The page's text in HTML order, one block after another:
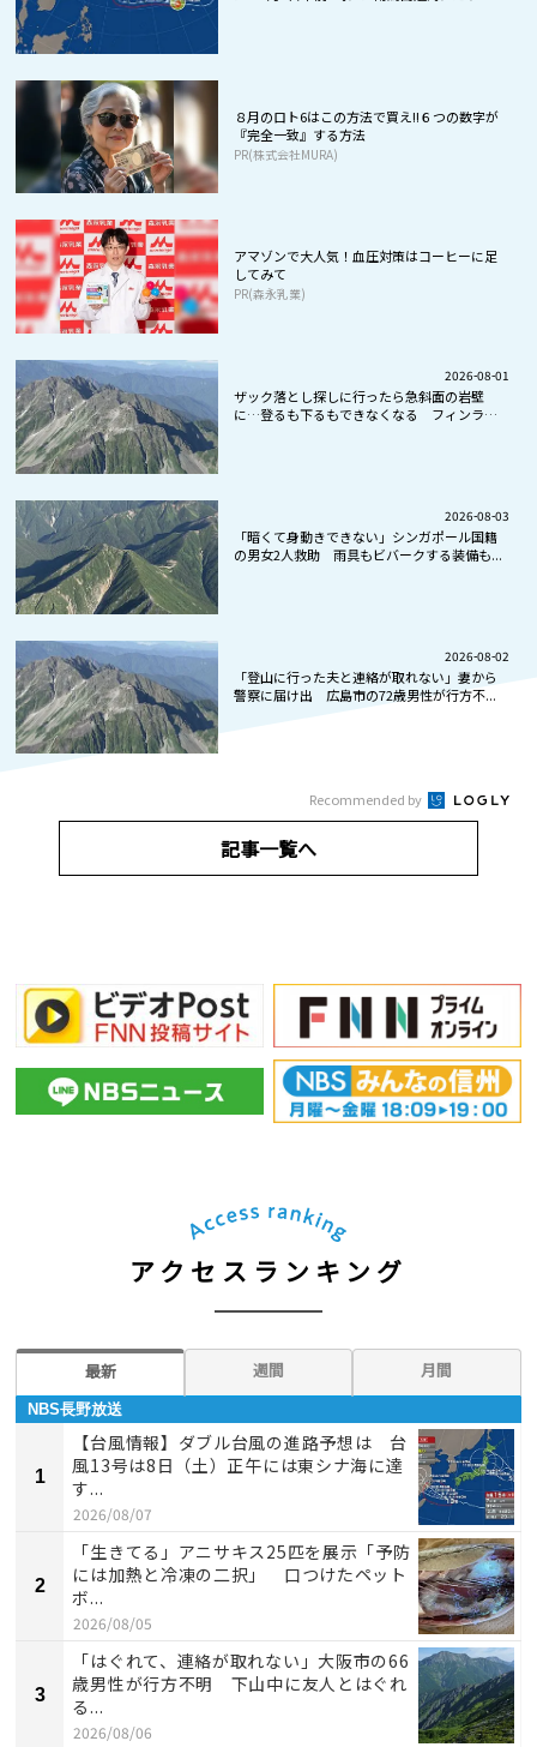
８月のロト6はこの方法で買え!!６つの数字が
『完全一致』する方法
PR(株式会社MURA)
アマゾンで大人気！血圧対策はコーヒーに足
してみて
PR(森永乳業)
2026-08-01
ザック落とし探しに行ったら急斜面の岩壁
に…登るも下るもできなくなる フィンラン
2026-08-03
「暗くて身動きできない」シンガポール国籍
の男女2人救助 雨具もビバークする装備も...
2026-08-02
「登山に行った夫と連絡が取れない」妻から
警察に届け出 広島市の72歳男性が行方不...
Recommended by
記事一覧へ
アクセスランキング
最新 週間 月間
NBS長野放送
1
【台風情報】ダブル台風の進路予想は 台
風13号は8日（土）正午には東シナ海に達
す...
2026/08/07
2
「生きてる」アニサキス25匹を展示「予防
には加熱と冷凍の二択」 口つけたペット
ボ...
2026/08/05
3
「はぐれて、連絡が取れない」大阪市の66
歳男性が行方不明 下山中に友人とはぐれ
る...
2026/08/06